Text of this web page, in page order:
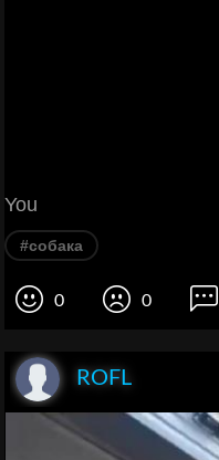
You
#собака
0 0
ROFL